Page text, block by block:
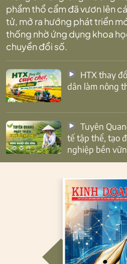
phẩm thổ cẩm đã vươn lên
tử, mở ra hướng phát triển
thống nhờ ứng dụng khoa
chuyển đổi số.
dân làm nông
tế tập thể, tạo
nghiệp bền